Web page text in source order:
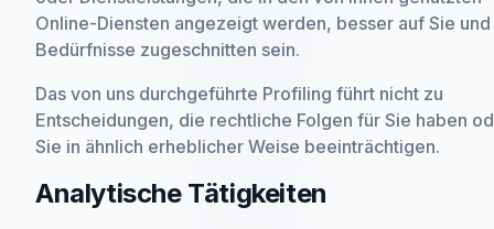
Online-Diensten angezeigt werden, besser auf Sie und
Bedürfnisse zugeschnitten sein.
Das von uns durchgeführte Profiling führt nicht zu
Entscheidungen, die rechtliche Folgen für Sie haben
Sie in ähnlich erheblicher Weise beeinträchtigen.
Analytische Tätigkeiten